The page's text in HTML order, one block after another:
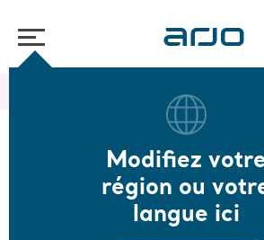
Modifiez
région ou
langue ici
Contactez-